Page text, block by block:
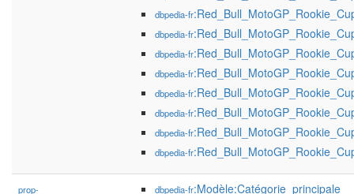
dbpedia-fr
dbpedia-fr
dbpedia-fr
dbpedia-fr
dbpedia-fr
dbpedia-fr
dbpedia-fr
dbpedia-fr
prop-
dbpedia-fr:Modèle:Catégorie_principale